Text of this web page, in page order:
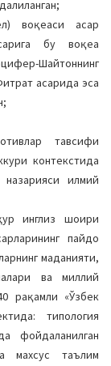
воқеаси асар
бу воқеа
Шайтоннинг
асарида эса
тавсифи
контекстида
илмий
инглиз шоири
пайдо
маданияти,
ва миллий
рақамли «Ўзбек
типология
фойдаланилган
махсус таълим